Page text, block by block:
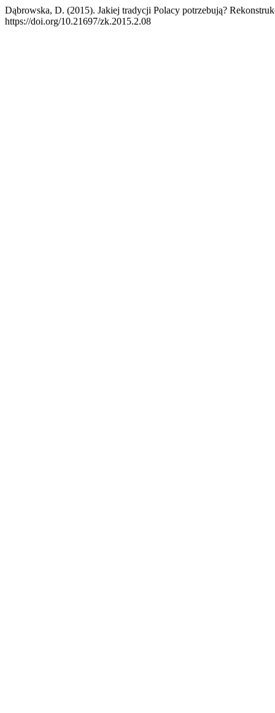
Dąbrowska, D. (2015). Jakiej tradycji Polacy potrzebują?
https://doi.org/10.21697/zk.2015.2.08